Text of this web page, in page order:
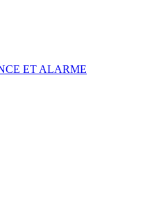
ET ALARME